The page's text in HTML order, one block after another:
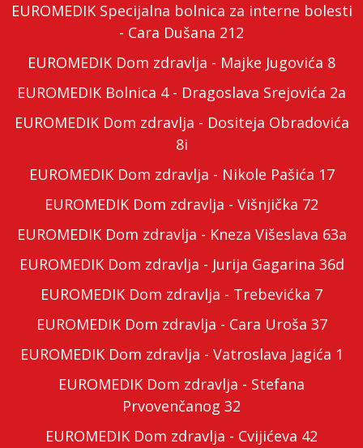
EUROMEDIK Specijalna bolnica za interne bolesti
- Cara Dušana 212
EUROMEDIK Dom zdravlja - Majke Jugovića 8
EUROMEDIK Bolnica 4 - Dragoslava Srejovića 2a
EUROMEDIK Dom zdravlja - Dositeja Obradovića
8i
EUROMEDIK Dom zdravlja - Nikole Pašića 17
EUROMEDIK Dom zdravlja - Višnjička 72
EUROMEDIK Dom zdravlja - Kneza Višeslava 63a
EUROMEDIK Dom zdravlja - Jurija Gagarina 36d
EUROMEDIK Dom zdravlja - Trebevićka 7
EUROMEDIK Dom zdravlja - Cara Uroša 37
EUROMEDIK Dom zdravlja - Vatroslava Jagića 1
EUROMEDIK Dom zdravlja - Stefana
Prvovenčanog 32
EUROMEDIK Dom zdravlja - Cvijićeva 42